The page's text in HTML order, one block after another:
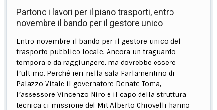
Partono i lavori per il piano trasporti, entro
novembre il bando per il gestore unico
Entro novembre il bando per il gestore unico del
trasporto pubblico locale. Ancora un traguardo
temporale da raggiungere, ma dovrebbe essere
l’ultimo. Perché ieri nella sala Parlamentino di
Palazzo Vitale il governatore Donato Toma,
l’assessore Vincenzo Niro e il capo della struttura
tecnica di missione del Mit Alberto Chiovelli hanno